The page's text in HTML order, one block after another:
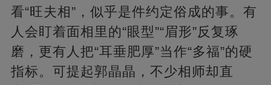
看“旺夫相”，似乎是件约定俗成的事。有
人会盯着面相里的“眼型”“眉形”反复琢
磨，更有人把“耳垂肥厚”当作“多福”的硬
指标。可提起郭晶晶，不少相师却直